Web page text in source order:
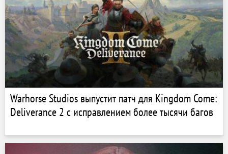
Warhorse Studios выпустит патч для Kingdom Come:
Deliverance 2 с исправлением более тысячи багов